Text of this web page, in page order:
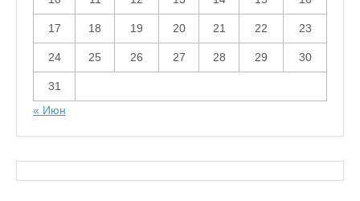
17 18 19 20 21 22 23
24 25 26 27 28 29 30
31
« Июн